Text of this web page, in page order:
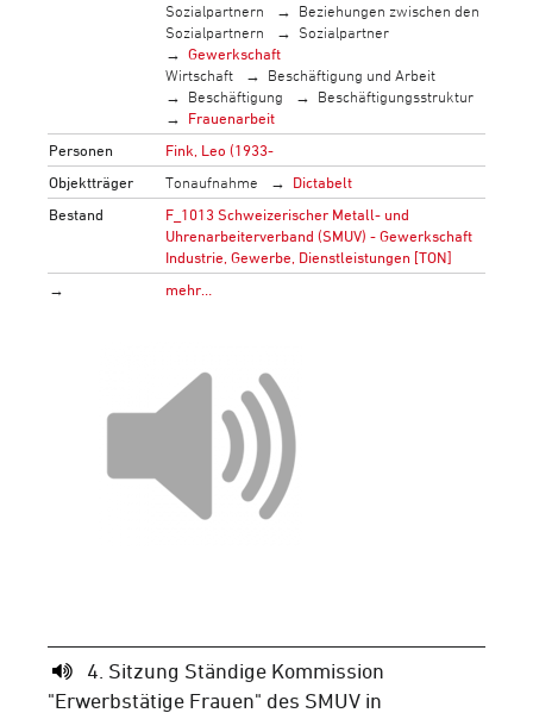
Sozialpartnern
Beziehungen zwischen den
Sozialpartnern
Sozialpartner
Gewerkschaft
Wirtschaft
Beschäftigung und Arbeit
Beschäftigung
Beschäftigungsstruktur
Frauenarbeit
Personen
Fink, Leo (1933-
Objektträger
Tonaufnahme
Dictabelt
Bestand
F_1013 Schweizerischer Metall- und
Uhrenarbeiterverband (SMUV) - Gewerkschaft
Industrie, Gewerbe, Dienstleistungen [TON]
→
mehr…
4. Sitzung Ständige Kommission
"Erwerbstätige Frauen" des SMUV in